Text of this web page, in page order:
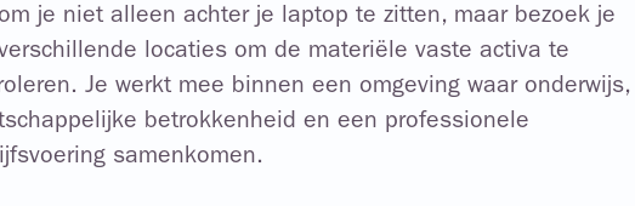
je niet alleen achter je laptop te zitten, maar bezoek je
locaties om de materiële vaste activa te
Je werkt mee binnen een omgeving waar onderwijs,
betrokkenheid en een professionele
samenkomen.